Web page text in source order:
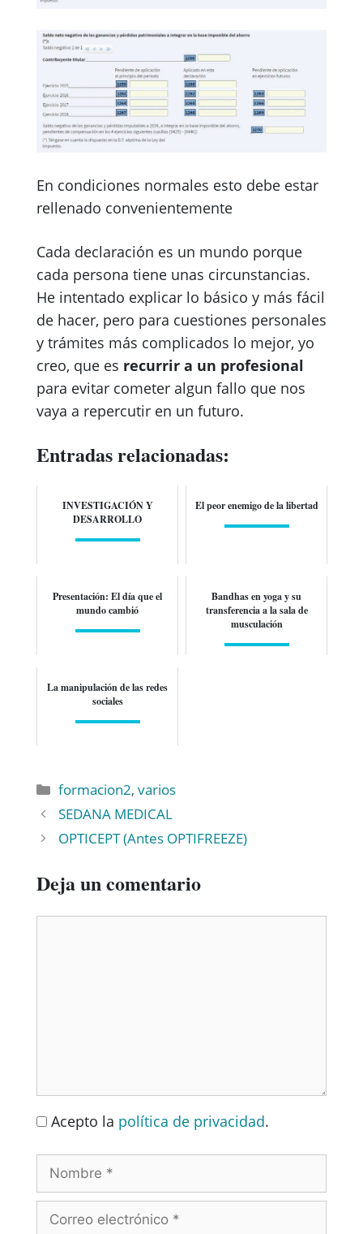
En condiciones normales esto debe estar
rellenado convenientemente
Cada declaración es un mundo porque
cada persona tiene unas circunstancias.
He intentado explicar lo básico y más fácil
de hacer, pero para cuestiones personales
y trámites más complicados lo mejor, yo
creo, que es recurrir a un profesional
para evitar cometer algun fallo que nos
vaya a repercutir en un futuro.
Entradas relacionadas:
INVESTIGACIÓN Y
DESARROLLO
El peor enemigo de la libertad
Presentación: El día que el
mundo cambió
Bandhas en yoga y su
transferencia a la sala de
musculación
La manipulación de las redes
sociales
formacion2,varios
SEDANA MEDICAL
OPTICEPT (Antes OPTIFREEZE)
Deja un comentario
Acepto la política de privacidad.